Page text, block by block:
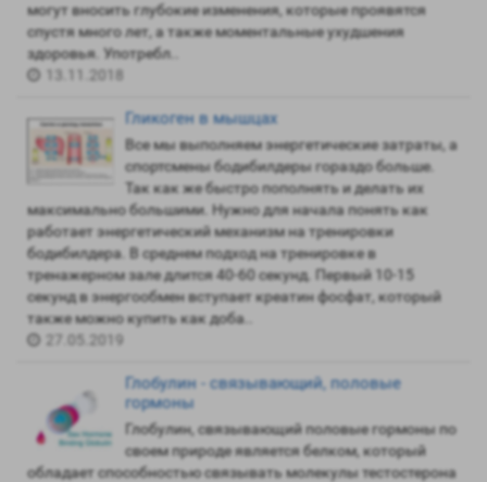
могут вносить глубокие изменения, которые проявятся
спустя много лет, а также моментальные ухудшения
здоровья. Употребл..
13.11.2018
Гликоген в мышцах
Все мы выполняем энергетические затраты, а
спортсмены бодибилдеры гораздо больше.
Так как же быстро пополнять и делать их
максимально большими. Нужно для начала понять как
работает энергетический механизм на тренировки
бодибилдера. В среднем подход на тренировке в
тренажерном зале длится 40-60 секунд. Первый 10-15
секунд в энергообмен вступает креатин фосфат, который
также можно купить как доба..
27.05.2019
Глобулин - связывающий, половые
гормоны
Глобулин, связывающий половые гормоны по
своем природе является белком, который
обладает способностью связывать молекулы тестостерона